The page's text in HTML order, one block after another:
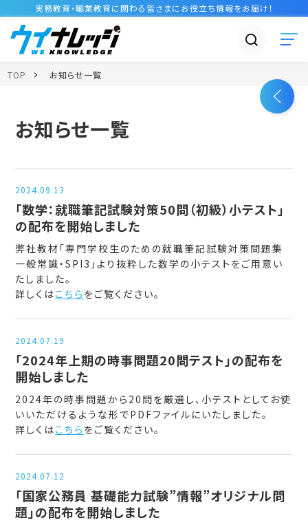
実務教育・職業教育に関わる皆さまに お役立ち情報をお届け！
TOP お知らせ一覧
お知らせ一覧
2024.09.13
「数学：就職筆記試験対策50問（初級）小テスト」
の配布を開始しました
弊社教材「専門学校生のための就職筆記試験対策問題集
一般常識・SPI3」より抜粋した数学の小テストをご用意い
たしました。
詳しくはこちら をご覧ください。
2024.07.19
「2024年上期の時事問題20問テスト」の配布を
開始しました
2024年の時事問題から20問を厳選し、小テストとしてお使
いいただけるような形でPDFファイルにいたしました。
詳しくはこちら をご覧ください。
2024.07.12
「国家公務員 基礎能力試験”情報”オリジナル問
題」の配布を開始しました